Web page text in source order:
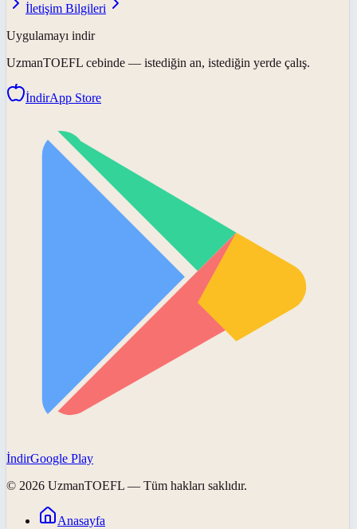
İletişim Bilgileri
Uygulamayı indir
UzmanTOEFL cebinde — istediğin an, istediğin yerde çalış.
İndirApp Store
İndirGoogle Play
© 2026 UzmanTOEFL — Tüm hakları saklıdır.
Anasayfa